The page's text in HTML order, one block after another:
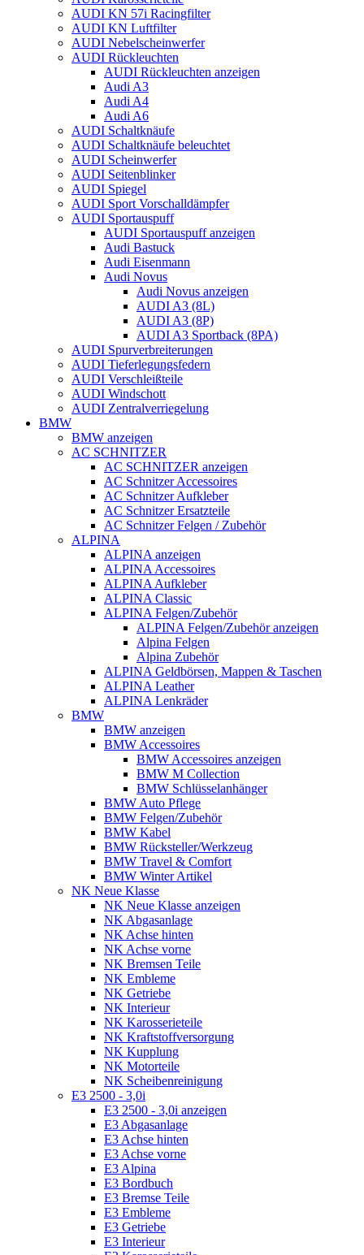
AUDI KN 57i Racingfilter
AUDI KN Luftfilter
AUDI Nebelscheinwerfer
AUDI Rückleuchten
AUDI Rückleuchten anzeigen
Audi A3
Audi A4
Audi A6
AUDI Schaltknäufe
AUDI Schaltknäufe beleuchtet
AUDI Scheinwerfer
AUDI Seitenblinker
AUDI Spiegel
AUDI Sport Vorschalldämpfer
AUDI Sportauspuff
AUDI Sportauspuff anzeigen
Audi Bastuck
Audi Eisenmann
Audi Novus
Audi Novus anzeigen
AUDI A3 (8L)
AUDI A3 (8P)
AUDI A3 Sportback (8PA)
AUDI Spurverbreiterungen
AUDI Tieferlegungsfedern
AUDI Verschleißteile
AUDI Windschott
AUDI Zentralverriegelung
BMW
BMW anzeigen
AC SCHNITZER
AC SCHNITZER anzeigen
AC Schnitzer Accessoires
AC Schnitzer Aufkleber
AC Schnitzer Ersatzteile
AC Schnitzer Felgen / Zubehör
ALPINA
ALPINA anzeigen
ALPINA Accessoires
ALPINA Aufkleber
ALPINA Classic
ALPINA Felgen/Zubehör
ALPINA Felgen/Zubehör anzeigen
Alpina Felgen
Alpina Zubehör
ALPINA Geldbörsen, Mappen & Taschen
ALPINA Leather
ALPINA Lenkräder
BMW
BMW anzeigen
BMW Accessoires
BMW Accessoires anzeigen
BMW M Collection
BMW Schlüsselanhänger
BMW Auto Pflege
BMW Felgen/Zubehör
BMW Kabel
BMW Rücksteller/Werkzeug
BMW Travel & Comfort
BMW Winter Artikel
NK Neue Klasse
NK Neue Klasse anzeigen
NK Abgasanlage
NK Achse hinten
NK Achse vorne
NK Bremsen Teile
NK Embleme
NK Getriebe
NK Interieur
NK Karosserieteile
NK Kraftstoffversorgung
NK Kupplung
NK Motorteile
NK Scheibenreinigung
E3 2500 - 3,0i
E3 2500 - 3,0i anzeigen
E3 Abgasanlage
E3 Achse hinten
E3 Achse vorne
E3 Alpina
E3 Bordbuch
E3 Bremse Teile
E3 Embleme
E3 Getriebe
E3 Interieur